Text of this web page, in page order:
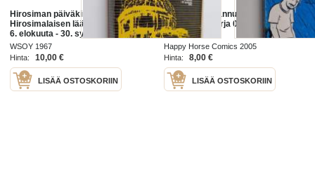
Hirosiman päiväkirja :
Hirosimalaisen lääkärin päiväkirja
6. elokuuta - 30. syyskuuta 1945
WSOY 1967
Hinta:
10,00 €
LISÄÄ OSTOSKORIIN
Päiväkirja : Hannu Eskon kesä
2004 - Päiväkirja 04
Happy Horse Comics 2005
Hinta:
8,00 €
LISÄÄ OSTOSKORIIN